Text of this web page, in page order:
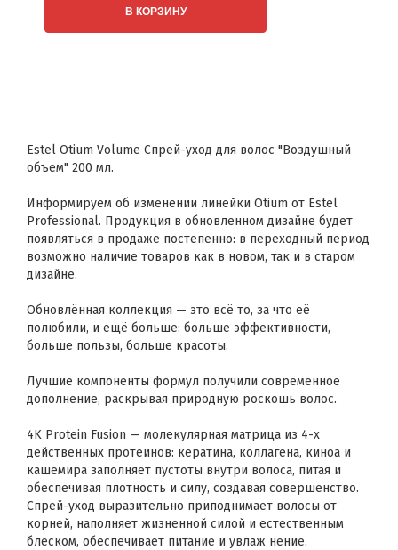
В КОРЗИНУ
Estel Otium Volume Спрей-уход для волос "Воздушный
объем" 200 мл.
Информируем об изменении линейки Otium от Estel
Professional. Продукция в обновленном дизайне будет
появляться в продаже постепенно: в переходный период
возможно наличие товаров как в новом, так и в старом
дизайне.
Обновлённая коллекция — это всё то, за что её
полюбили, и ещё больше: больше эффективности,
больше пользы, больше красоты.
Лучшие компоненты формул получили современное
дополнение, раскрывая природную роскошь волос.
4K Protein Fusion — молекулярная матрица из 4-х
действенных протеинов: кератина, коллагена, киноа и
кашемира заполняет пустоты внутри волоса, питая и
обеспечивая плотность и силу, создавая совершенство.
Спрей-уход выразительно приподнимает волосы от
корней, наполняет жизненной силой и естественным
блеском, обеспечивает питание и увлаж нение.